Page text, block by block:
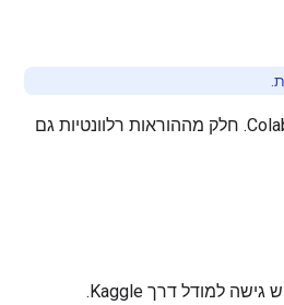
בדף הזה מוסבר איך להגדיר את השימוש ב-Gemma ב-Colab. חלק מההוראות רלוונטיות גם
לפני שמשתמשים ב-Gemma בפעם הראשונה, צריך לבקש גישה למודל דרך Kaggle.